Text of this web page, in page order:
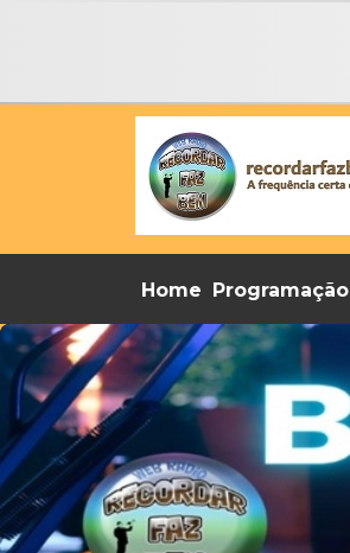
Home Programação